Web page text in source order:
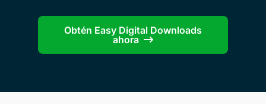
Obtén Easy Digital Downloads
ahora